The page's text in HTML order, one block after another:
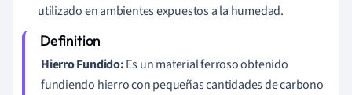
utilizado en ambientes expuestos a la humedad.
Hierro Fundido:Es un material ferroso obtenido
fundiendo hierro con pequeñas cantidades de carbono